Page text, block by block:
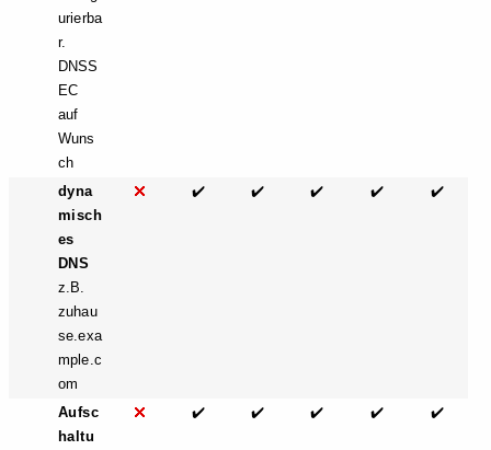
urierba
r.
DNSS
EC
auf
Wuns
ch
dyna
misch
es
DNS
z.B.
zuhau
se.exa
mple.c
om
✔️ ✔️ ✔️ ✔️ ✔️
Aufsc
haltu
✔️ ✔️ ✔️ ✔️ ✔️